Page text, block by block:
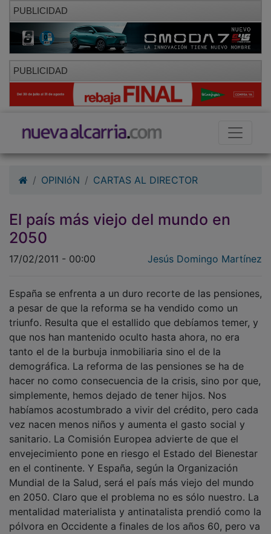
PUBLICIDAD
PUBLICIDAD
OPINIóN CARTAS AL DIRECTOR
El país más viejo del mundo en
2050
17/02/2011 - 00:00 Jesús Domingo Martínez
España se enfrenta a un duro recorte de las pensiones,
a pesar de que la reforma se ha vendido como un
triunfo. Resulta que el estallido que debíamos temer, y
que nos han mantenido oculto hasta ahora, no era
tanto el de la burbuja inmobiliaria sino el de la
demográfica. La reforma de las pensiones se ha de
hacer no como consecuencia de la crisis, sino por que,
simplemente, hemos dejado de tener hijos. Nos
habíamos acostumbrado a vivir del crédito, pero cada
vez nacen menos niños y aumenta el gasto social y
sanitario. La Comisión Europea advierte de que el
envejecimiento pone en riesgo el Estado del Bienestar
en el continente. Y España, según la Organización
Mundial de la Salud, será el país más viejo del mundo
en 2050. Claro que el problema no es sólo nuestro. La
mentalidad materialista y antinatalista prendió como la
pólvora en Occidente a finales de los años 60, pero va